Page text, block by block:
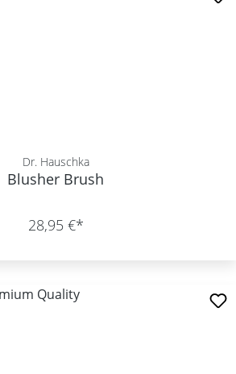
Dr. Hauschka
Blusher Brush
28,95 €*